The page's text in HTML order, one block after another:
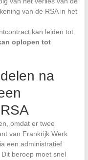
van de RSA in het
kan leiden tot
oplopen tot
na
omdat er twee
van Frankrijk Werk
een administratief
beroep moet snel